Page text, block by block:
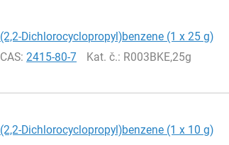
(2,2-Dichlorocyclopropyl)benzene (1 x 25 g)
CAS:2415-80-7 Kat. č.: R003BKE,25g
(2,2-Dichlorocyclopropyl)benzene (1 x 10 g)